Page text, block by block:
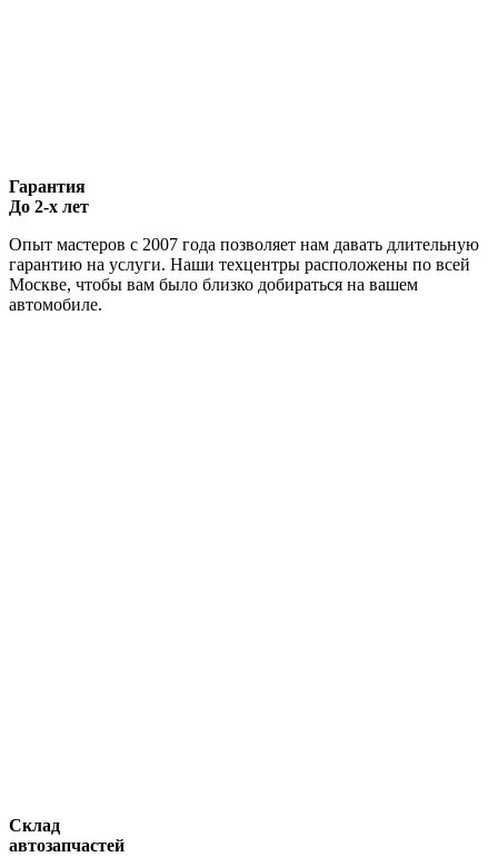
Гарантия
До 2-х лет
Опыт мастеров с 2007 года позволяет нам давать длительную
гарантию на услуги. Наши техцентры расположены по всей
Москве, чтобы вам было близко добираться на вашем
автомобиле.
Склад
автозапчастей